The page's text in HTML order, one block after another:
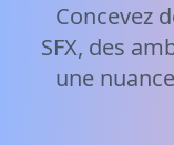
Concevez
SFX, des
une